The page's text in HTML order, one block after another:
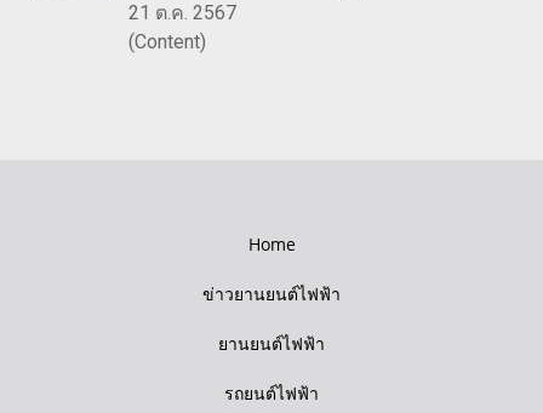
21 ต.ค. 2567
(Content)
Home
ข่าวยานยนต์ไฟฟ้า
ยานยนต์ไฟฟ้า
รถยนต์ไฟฟ้า